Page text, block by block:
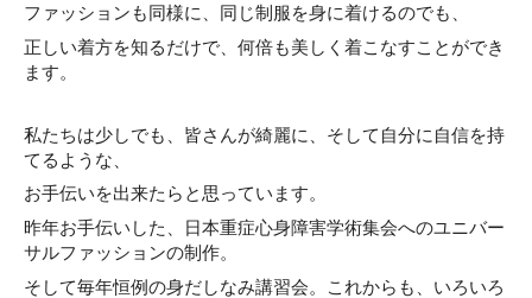
ファッションも同様に、同じ制服を身に着けるのでも、
正しい着方を知るだけで、何倍も美しく着こなすことができ
ます。
私たちは少しでも、皆さんが綺麗に、そして自分に自信を持
てるような、
お手伝いを出来たらと思っています。
昨年お手伝いした、日本重症心身障害学術集会へのユニバー
サルファッションの制作。
そして毎年恒例の身だしなみ講習会。これからも、いろいろ